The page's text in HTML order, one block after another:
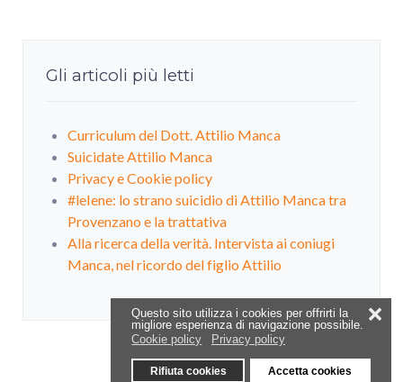
Questo sito utilizza i cookies per offrirti la
migliore esperienza di navigazione possibile.
Cookie policy
Privacy policy
Rifiuta cookies Accetta cookies
❌
Gli articoli più letti
Curriculum del Dott. Attilio Manca
Suicidate Attilio Manca
Privacy e Cookie policy
#leIene: lo strano suicidio di Attilio Manca tra
Provenzano e la trattativa
Alla ricerca della verità. Intervista ai coniugi
Manca, nel ricordo del figlio Attilio